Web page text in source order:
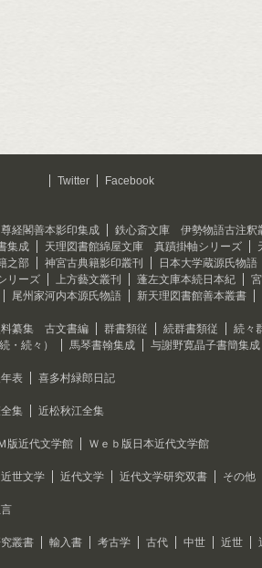
Twitter
Facebook
尊経閣善本影印集成
鉄心斎文庫 伊勢物語古注釈
集成
天理図書館綿屋文庫 真蹟掛軸シリーズ
之部
神宮古典籍影印叢刊
日本大学蔵源氏物語
リーズ
上方藝文叢刊 蓬左文庫本続日本紀
尾州家河内本源氏物語
新天理図書館善本叢書
料纂集 古文書編 群書類従 続群書類従
続々
・続々）
馬琴書翰集成
与謝野寛晶子書簡集成
表
喜多村緑郎日記
集
近松秋江全集
版近代文学館
Ｗｅｂ版日本近代文学館
近世文学 近代文学 近代文学研究双書
その他
叢書 輸入書 考古学 古代 中世 近世